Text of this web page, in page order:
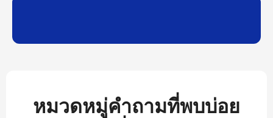
หมวดหมู่คำถามที่พบบ่อย